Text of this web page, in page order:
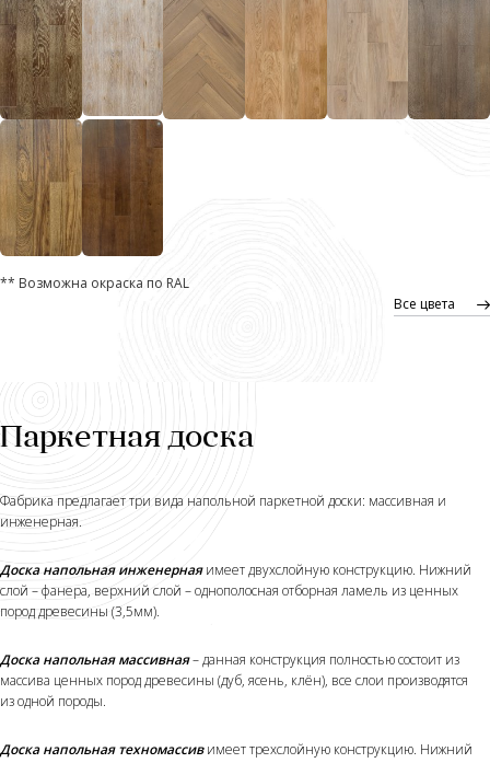
** Возможна окраска по RAL
Все цвета
Паркетная доска
Фабрика предлагает три вида напольной паркетной доски: массивная и
инженерная.
Доска напольная инженернаяимеет двухслойную конструкцию. Нижний
слой – фанера, верхний слой – однополосная отборная ламель из ценных
пород древесины (3,5мм).
Доска напольная массивная– данная конструкция полностью состоит из
массива ценных пород древесины (дуб, ясень, клён), все слои производятся
из одной породы.
Доска напольная техномассивимеет трехслойную конструкцию. Нижний